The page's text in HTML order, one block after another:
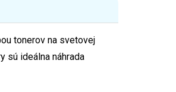
tonerov na svetovej
sú ideálna náhrada